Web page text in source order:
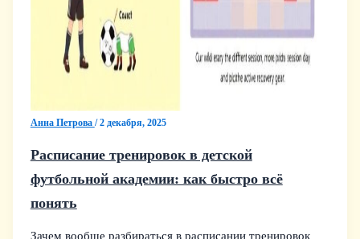
Анна Петрова /2 декабря, 2025
Расписание тренировок в детской
футбольной академии: как быстро всё
понять
Зачем вообще разбираться в расписании тренировок